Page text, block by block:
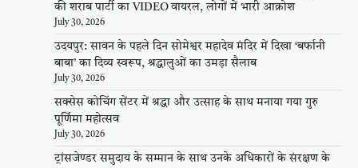
की शराब पार्टी का VIDEO वायरल, लोगों में भारी आक्रोश
July 30, 2026
उदयपुर: सावन के पहले दिन सोमेश्वर महादेव मंदिर में दिखा ‘बर्फानी
बाबा’ का दिव्य स्वरूप, श्रद्धालुओं का उमड़ा सैलाब
July 30, 2026
सक्सेस कोचिंग सेंटर में श्रद्धा और उत्साह के साथ मनाया गया गुरु
पूर्णिमा महोत्सव
July 30, 2026
ट्रांसजेण्डर समुदाय के सम्मान के साथ उनके अधिकारों के संरक्षण के